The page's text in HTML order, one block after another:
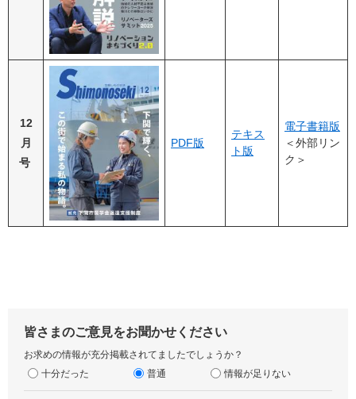
12
月
号
PDF版
テキス
ト版
電子書籍版
＜外部リン
ク＞
皆さまのご意見をお聞かせください
お求めの情報が充分掲載されてましたでしょうか？
十分だった
普通 情報が足りない